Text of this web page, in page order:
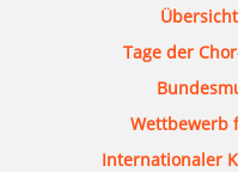
Tage der
Wettbewerb
Internationaler